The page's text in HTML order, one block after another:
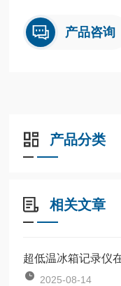
产品咨询
产品分类
相关文章
2025-08-14